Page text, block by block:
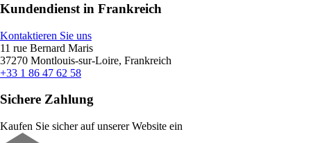
Kundendienst in Frankreich
Kontaktieren Sie uns
11 rue Bernard Maris
37270 Montlouis-sur-Loire, Frankreich
+33 1 86 47 62 58
Sichere Zahlung
Kaufen Sie sicher auf unserer Website ein